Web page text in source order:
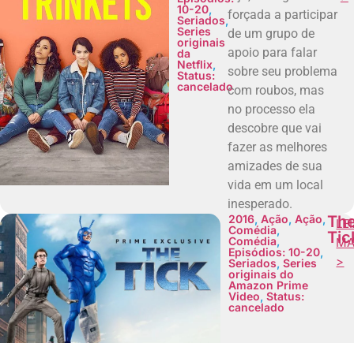
10-20,
Seriados,
Series
originais
da
Netflix,
Status:
cancelado
forçada a participar
de um grupo de
apoio para falar
sobre seu problema
com roubos, mas
no processo ela
descobre que vai
fazer as melhores
amizades de sua
vida em um local
inesperado.
2016, Ação, Ação,
Comédia,
Comédia,
Episódios: 10-20,
Seriados, Series
originais do
Amazon Prime
Video, Status:
cancelado
>